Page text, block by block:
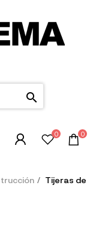
search
0 0
Tijeras de